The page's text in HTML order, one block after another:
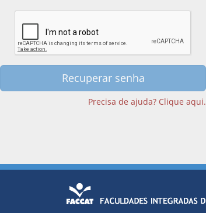
Recuperar senha
Precisa de ajuda? Clique aqui.